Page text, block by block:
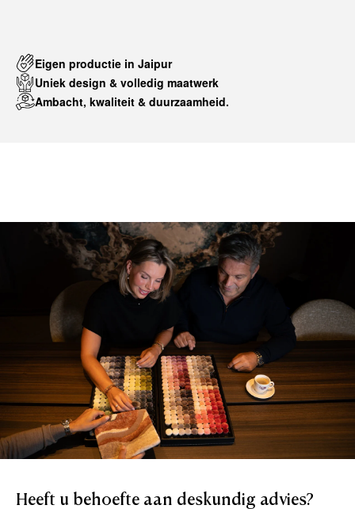
Eigen productie in Jaipur
Uniek design & volledig maatwerk
Ambacht, kwaliteit & duurzaamheid.
Heeft u behoefte aan deskundig advies?